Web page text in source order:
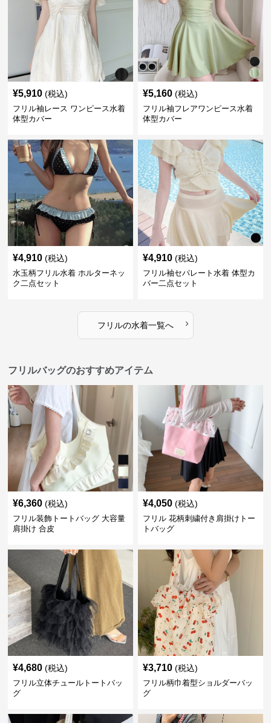
¥5,910 (税込)
フリル袖レース ワンピース水着
体型カバー
¥5,160 (税込)
フリル袖フレアワンピース水着
体型カバー
¥4,910 (税込)
水玉柄フリル水着 ホルターネッ
ク二点セット
¥4,910 (税込)
フリル袖セパレート水着 体型カ
バー二点セット
フリルの水着一覧へ ›
フリルバッグのおすすめアイテム
¥6,360 (税込)
フリル装飾トートバッグ 大容量
肩掛け 合皮
¥4,050 (税込)
フリル 花柄刺繍付き肩掛けトー
トバッグ
¥4,680 (税込)
フリル立体チュールトートバッ
グ
¥3,710 (税込)
フリル柄巾着型ショルダーバッ
グ